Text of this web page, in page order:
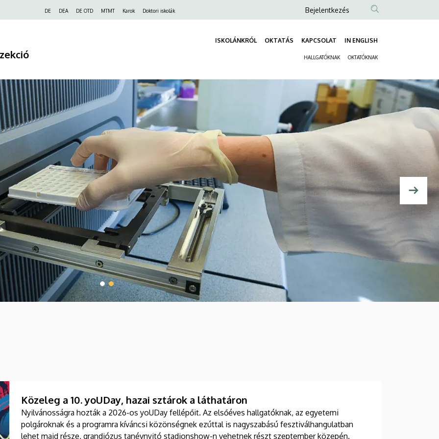
Felső
DE DEA DE OTD MTMT Karok Doktori iskolák
Anonim
fiók
menüje
Bejelentkezés
ISKOLÁNKRÓL OKTATÁS KAPCSOLAT IN ENGLISH
navigáció
HALLGATÓKNAK OKTATÓKNAK
Közeleg a 10. yoUDay, hazai sztárok a láthatáron
Nyilvánosságra hozták a 2026-os yoUDay fellépőit. Az elsőéves hallgatóknak, az egyetemi
polgároknak és a programra kíváncsi közönségnek ezúttal is nagyszabású fesztiválhangulatban
lehet majd része, grandiózus tanévnyitó stadionshow-n vehetnek részt szeptember közepén.